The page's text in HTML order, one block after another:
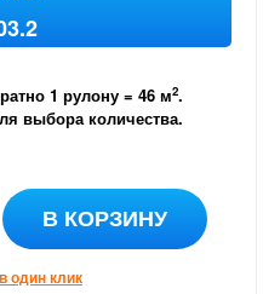
1 рулону = 46м2.
выбора количества.
В КОРЗИНУ
один клик